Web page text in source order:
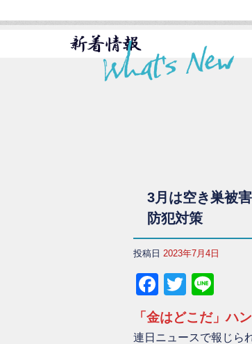
3月は空き巣被
防犯対策
投稿日 2023年7月4日
Facebook
Twitter
「金はどこだ」ハ
連日ニュースで報じら